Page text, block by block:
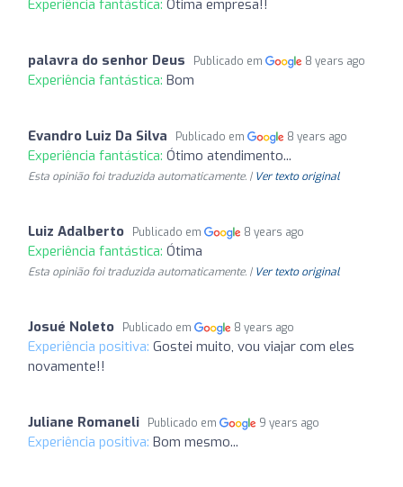
Experiência fantástica: Ótima empresa!!
palavra do senhor Deus Publicado em 8 years ago
Experiência fantástica: Bom
Evandro Luiz Da Silva Publicado em 8 years ago
Experiência fantástica: Ótimo atendimento...
Esta opinião foi traduzida automaticamente. | Ver texto original
Luiz Adalberto Publicado em 8 years ago
Experiência fantástica: Ótima
Esta opinião foi traduzida automaticamente. | Ver texto original
Josué Noleto Publicado em 8 years ago
Experiência positiva: Gostei muito, vou viajar com eles
novamente!!
Juliane Romaneli Publicado em 9 years ago
Experiência positiva: Bom mesmo...